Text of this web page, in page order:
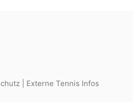
Externe Tennis Infos